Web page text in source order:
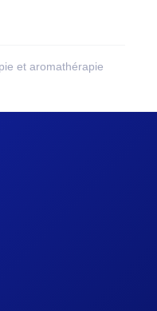
et aromathérapie